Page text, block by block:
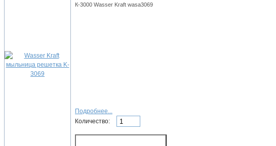
К-3000 Wasser Kraft wasa3069
Подробнее...
Количество: